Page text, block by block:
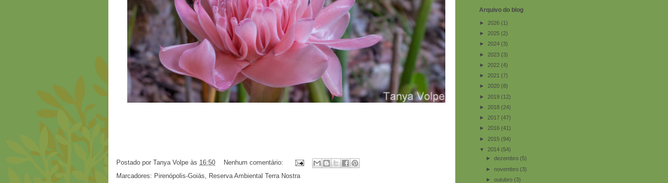
Postado por Tanya Volpe às 16:50
Nenhum comentário:
Marcadores: Pirenópolis-Goiás, Reserva Ambiental Terra Nostra
Arquivo do blog
► 2026 (1)
► 2025 (2)
► 2024 (3)
► 2023 (3)
► 2022 (4)
► 2021 (7)
► 2020 (8)
► 2019 (12)
► 2018 (24)
► 2017 (47)
► 2016 (41)
► 2015 (94)
▼ 2014 (54)
►dezembro(5)
► novembro(3)
►outubro(3)